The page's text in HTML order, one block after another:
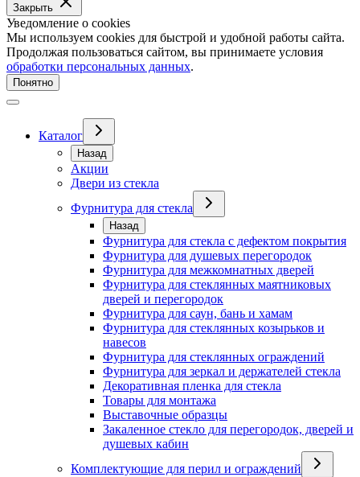
Закрыть
Уведомление о cookies
Мы используем cookies для быстрой и удобной работы сайта.
Продолжая пользоваться сайтом, вы принимаете условия
обработки персональных данных.
Понятно
Каталог
Назад
Акции
Двери из стекла
Фурнитура для стекла
Назад
Фурнитура для стекла с дефектом покрытия
Фурнитура для душевых перегородок
Фурнитура для межкомнатных дверей
Фурнитура для стеклянных маятниковых
дверей и перегородок
Фурнитура для саун, бань и хамам
Фурнитура для стеклянных козырьков и
навесов
Фурнитура для стеклянных ограждений
Фурнитура для зеркал и держателей стекла
Декоративная пленка для стекла
Товары для монтажа
Выставочные образцы
Закаленное стекло для перегородок, дверей и
душевых кабин
Комплектующие для перил и ограждений